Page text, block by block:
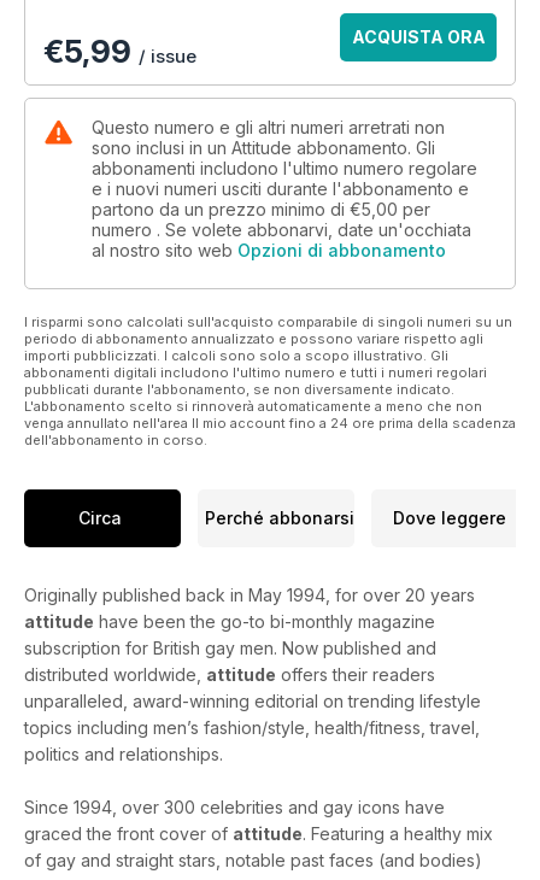
€5,99 / issue
ACQUISTA ORA
Questo numero e gli altri numeri arretrati non
sono inclusi in un Attitude abbonamento. Gli
abbonamenti includono l'ultimo numero regolare
e i nuovi numeri usciti durante l'abbonamento e
partono da un prezzo minimo di €5,00 per
numero . Se volete abbonarvi, date un'occhiata
al nostro sito web Opzioni di abbonamento
I risparmi sono calcolati sull'acquisto comparabile di singoli numeri su un
periodo di abbonamento annualizzato e possono variare rispetto agli
importi pubblicizzati. I calcoli sono solo a scopo illustrativo. Gli
abbonamenti digitali includono l'ultimo numero e tutti i numeri regolari
pubblicati durante l'abbonamento, se non diversamente indicato.
L'abbonamento scelto si rinnoverà automaticamente a meno che non
venga annullato nell'area Il mio account fino a 24 ore prima della scadenza
dell'abbonamento in corso.
Circa Perché abbonarsi Dove leggere
Originally published back in May 1994, for over 20 years
attitude have been the go-to bi-monthly magazine
subscription for British gay men. Now published and
distributed worldwide, attitude offers their readers
unparalleled, award-winning editorial on trending lifestyle
topics including men’s fashion/style, health/fitness, travel,
politics and relationships.
Since 1994, over 300 celebrities and gay icons have
graced the front cover of attitude. Featuring a healthy mix
of gay and straight stars, notable past faces (and bodies)